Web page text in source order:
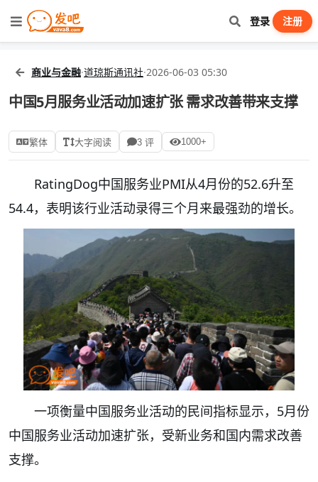
登录 注册
商业与金融·道琼斯通讯社·2026-06-03 05:30
中国5月服务业活动加速扩张 需求改善带来支撑
繁体 大字阅读 3 评 1000+
RatingDog中国服务业PMI从4月份的52.6升至
54.4，表明该行业活动录得三个月来最强劲的增长。
一项衡量中国服务业活动的民间指标显示，5月份
中国服务业活动加速扩张，受新业务和国内需求改善
支撑。